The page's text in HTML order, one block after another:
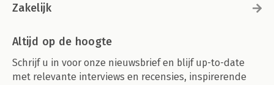
Zakelijk
Altijd op de hoogte
Schrijf u in voor onze nieuwsbrief en blijf up-to-date
met relevante interviews en recensies, inspirerende